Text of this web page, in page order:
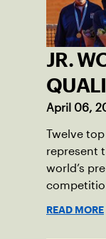
JR.
April 06,
Twelve
represent
world’s
READ MORE